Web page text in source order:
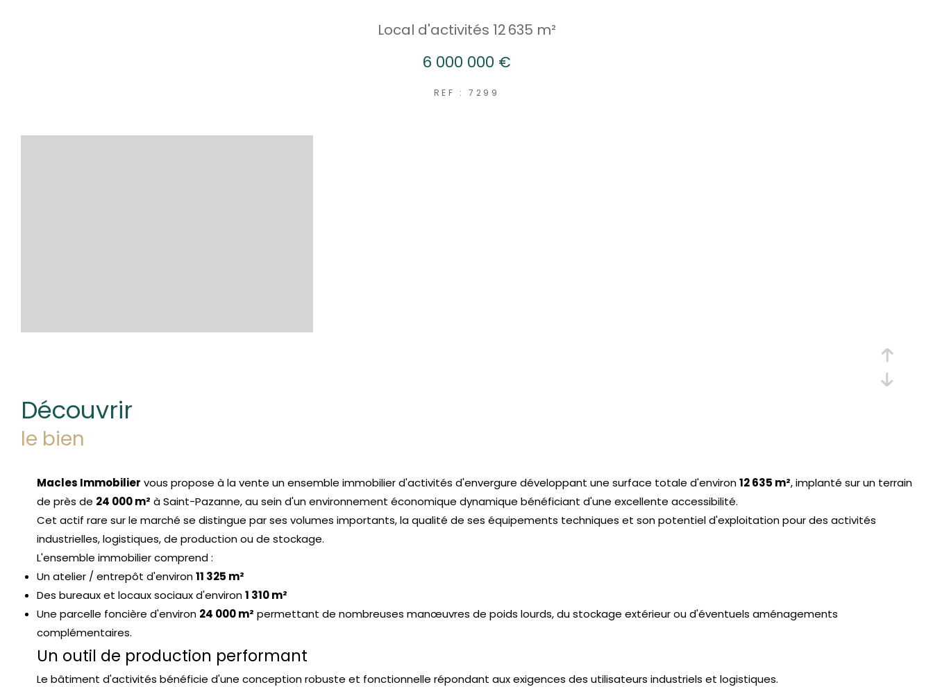
Local d'activités 12 635 m²
6 000 000 €
REF : 7299
découvrir
le bien
Macles Immobilier vous propose à la vente un ensemble immobilier d'activités d'envergure développant une surface totale d'environ12 635 m², implanté sur un terrain
de près de 24 000 m² à Saint-Pazanne, au sein d'un environnement économique dynamique bénéficiant d'une excellente accessibilité.
Cet actif rare sur le marché se distingue par ses volumes importants, la qualité de ses équipements techniques et son potentiel d'exploitation pour des activités
industrielles, logistiques, de production ou de stockage.
L'ensemble immobilier comprend :
Un atelier / entrepôt d'environ11 325 m²
Des bureaux et locaux sociaux d'environ1 310 m²
Une parcelle foncière d'environ 24 000 m² permettant de nombreuses manœuvres de poids lourds, du stockage extérieur ou d'éventuels aménagements
complémentaires.
Un outil de production performant
Le bâtiment d'activités bénéficie d'une conception robuste et fonctionnelle répondant aux exigences des utilisateurs industriels et logistiques.